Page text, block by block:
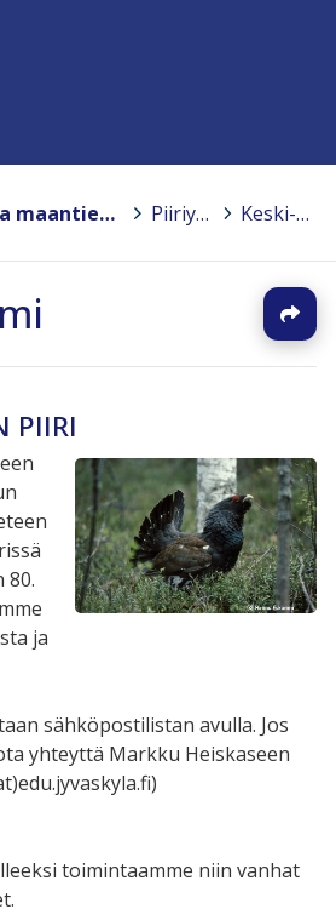
Biologian ja maantieteen opettajien liitto BMOL ry. > Piiriyhdistykset > Keski-Suomi
PIIRI
80.
ja
sähköpostilistan avulla. Jos
yhteyttä Markku Heiskaseen
toimintaamme niin vanhat